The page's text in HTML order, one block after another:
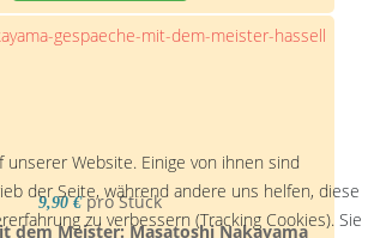
9,90 € pro Stück
dem Meister: Masatoshi Nakayama
unserer Website. Einige von ihnen sind
der Seite, während andere uns helfen, diese
zu verbessern (Tracking Cookies). Sie